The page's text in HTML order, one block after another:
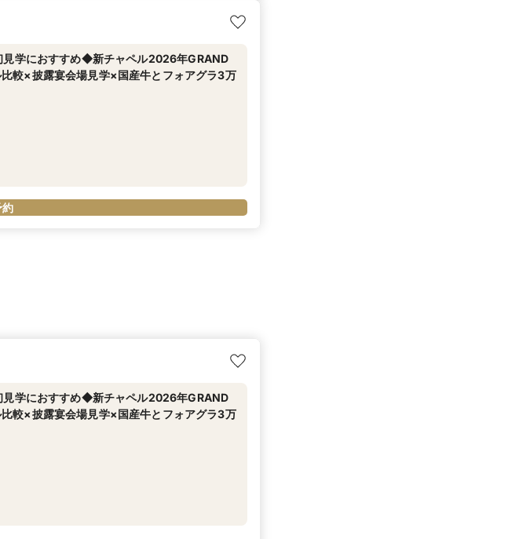
見学におすすめ◆新チャペル2026年GRAND
較×披露宴会場見学×国産牛とフォアグラ3万
約
見学におすすめ◆新チャペル2026年GRAND
較×披露宴会場見学×国産牛とフォアグラ3万